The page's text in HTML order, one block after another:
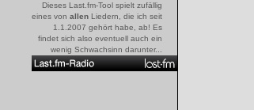
Dieses Last.fm-Tool spielt zufällig
eines von allen Liedern, die ich seit
1.1.2007 gehört habe, ab! Es
findet sich also eventuell auch ein
wenig Schwachsinn darunter...